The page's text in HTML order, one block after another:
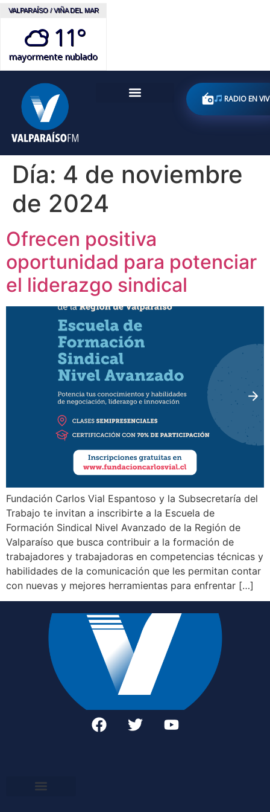
VALPARAÍSO / VIÑA DEL MAR
11°
mayormente nublado
RADIO EN
Día: 4 de noviembre
de 2024
Ofrecen positiva
oportunidad para potenciar
el liderazgo sindical
Fundación Carlos Vial Espantoso y la Subsecretaría del
Trabajo te invitan a inscribirte a la Escuela de
Formación Sindical Nivel Avanzado de la Región de
Valparaíso que busca contribuir a la formación de
trabajadores y trabajadoras en competencias técnicas y
habilidades de la comunicación que les permitan contar
con nuevas y mejores herramientas para enfrentar […]